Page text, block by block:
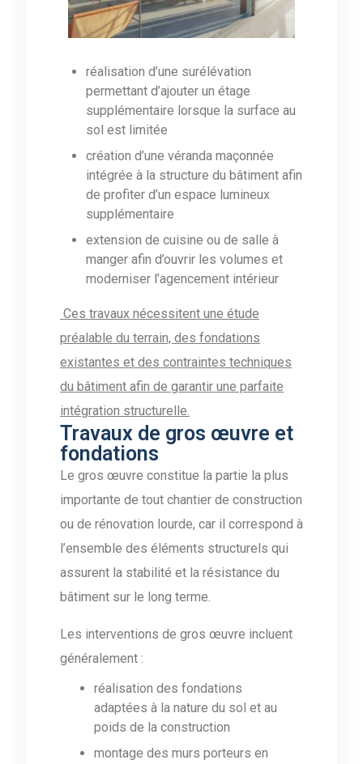
réalisation d’une surélévation
permettant d’ajouter un étage
supplémentaire lorsque la surface au
sol est limitée
création d’une véranda maçonnée
intégrée à la structure du bâtiment afin
de profiter d’un espace lumineux
supplémentaire
extension de cuisine ou de salle à
manger afin d’ouvrir les volumes et
moderniser l’agencement intérieur
Ces travaux nécessitent une étude
préalable du terrain, des fondations
existantes et des contraintes techniques
du bâtiment afin de garantir une parfaite
intégration structurelle.
Travaux de gros œuvre et
fondations
Le gros œuvre constitue la partie la plus
importante de tout chantier de construction
ou de rénovation lourde, car il correspond à
l’ensemble des éléments structurels qui
assurent la stabilité et la résistance du
bâtiment sur le long terme.
Les interventions de gros œuvre incluent
généralement :
réalisation des fondations
adaptées à la nature du sol et au
poids de la construction
montage des murs porteurs en